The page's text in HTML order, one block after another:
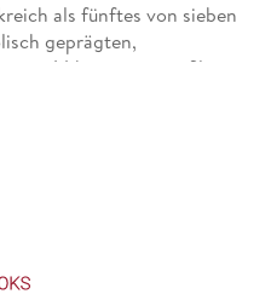
als fünftes von sieben
geprägten,
14 begann er zu filmen
der Politikwissenschaft,
praktisch genug war.
Kameramann des
Arbeit beendetet er 1956
Kollegen bei